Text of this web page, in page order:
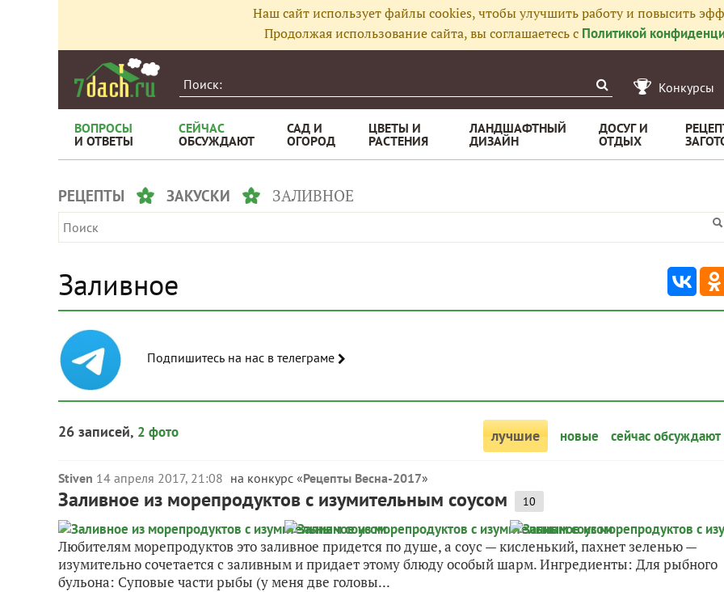
Наш сайт использует файлы cookies, чтобы улучшить работу и повысить
Продолжая использование сайта, вы соглашаетесь с Политикой
Конкурсы
ВОПРОСЫ
И ОТВЕТЫ
СЕЙЧАС
ОБСУЖДАЮТ
САД И
ОГОРОД
ЦВЕТЫ И
РАСТЕНИЯ
ЛАНДШАФТНЫЙ
ДИЗАЙН
ДОСУГ И
ОТДЫХ
РЕЦЕПТЫ ЗАКУСКИ ЗАЛИВНОЕ
Заливное
Подпишитесь на нас в телеграме
26 записей, 2 фото лучшие новые сейчас обсуждают
Stiven 14 апреля 2017, 21:08 на конкурс «Рецепты Весна-2017»
Заливное из морепродуктов с изумительным соусом 10
Любителям морепродуктов это заливное придется по душе, а соус — кисленький, пахнет зеленью —
изумительно сочетается с заливным и придает этому блюду особый шарм. Ингредиенты: Для рыбного
бульона: Суповые части рыбы (у меня две головы...